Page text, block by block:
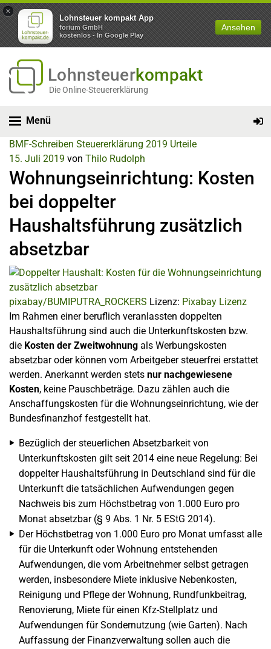
×
Lohnsteuer kompakt App
forium GmbH
kostenlos - In Google Play
Ansehen
Lohnsteuerkompakt
Die Online-Steuererklärung
Menü
BMF-Schreiben Steuererklärung 2019 Urteile
15. Juli 2019 von Thilo Rudolph
Wohnungseinrichtung: Kosten
bei doppelter
Haushaltsführung zusätzlich
absetzbar
pixabay/BUMIPUTRA_ROCKERS Lizenz: Pixabay Lizenz
Im Rahmen einer beruflich veranlassten doppelten
Haushaltsführung sind auch die Unterkunftskosten bzw.
die Kosten der Zweitwohnung als Werbungskosten
absetzbar oder können vom Arbeitgeber steuerfrei erstattet
werden. Anerkannt werden stets nur nachgewiesene
Kosten, keine Pauschbeträge. Dazu zählen auch die
Anschaffungskosten für die Wohnungseinrichtung, wie der
Bundesfinanzhof festgestellt hat.
Bezüglich der steuerlichen Absetzbarkeit von
Unterkunftskosten gilt seit 2014 eine neue Regelung: Bei
doppelter Haushaltsführung in Deutschland sind für die
Unterkunft die tatsächlichen Aufwendungen gegen
Nachweis bis zum Höchstbetrag von 1.000 Euro pro
Monat absetzbar (§ 9 Abs. 1 Nr. 5 EStG 2014).
Der Höchstbetrag von 1.000 Euro pro Monat umfasst alle
für die Unterkunft oder Wohnung entstehenden
Aufwendungen, die vom Arbeitnehmer selbst getragen
werden, insbesondere Miete inklusive Nebenkosten,
Reinigung und Pflege der Wohnung, Rundfunkbeitrag,
Renovierung, Miete für einen Kfz-Stellplatz und
Aufwendungen für Sondernutzung (wie Garten). Nach
Auffassung der Finanzverwaltung sollen auch die